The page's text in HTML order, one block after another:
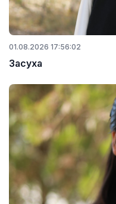
01.08.2026 17:56:02
Засуха